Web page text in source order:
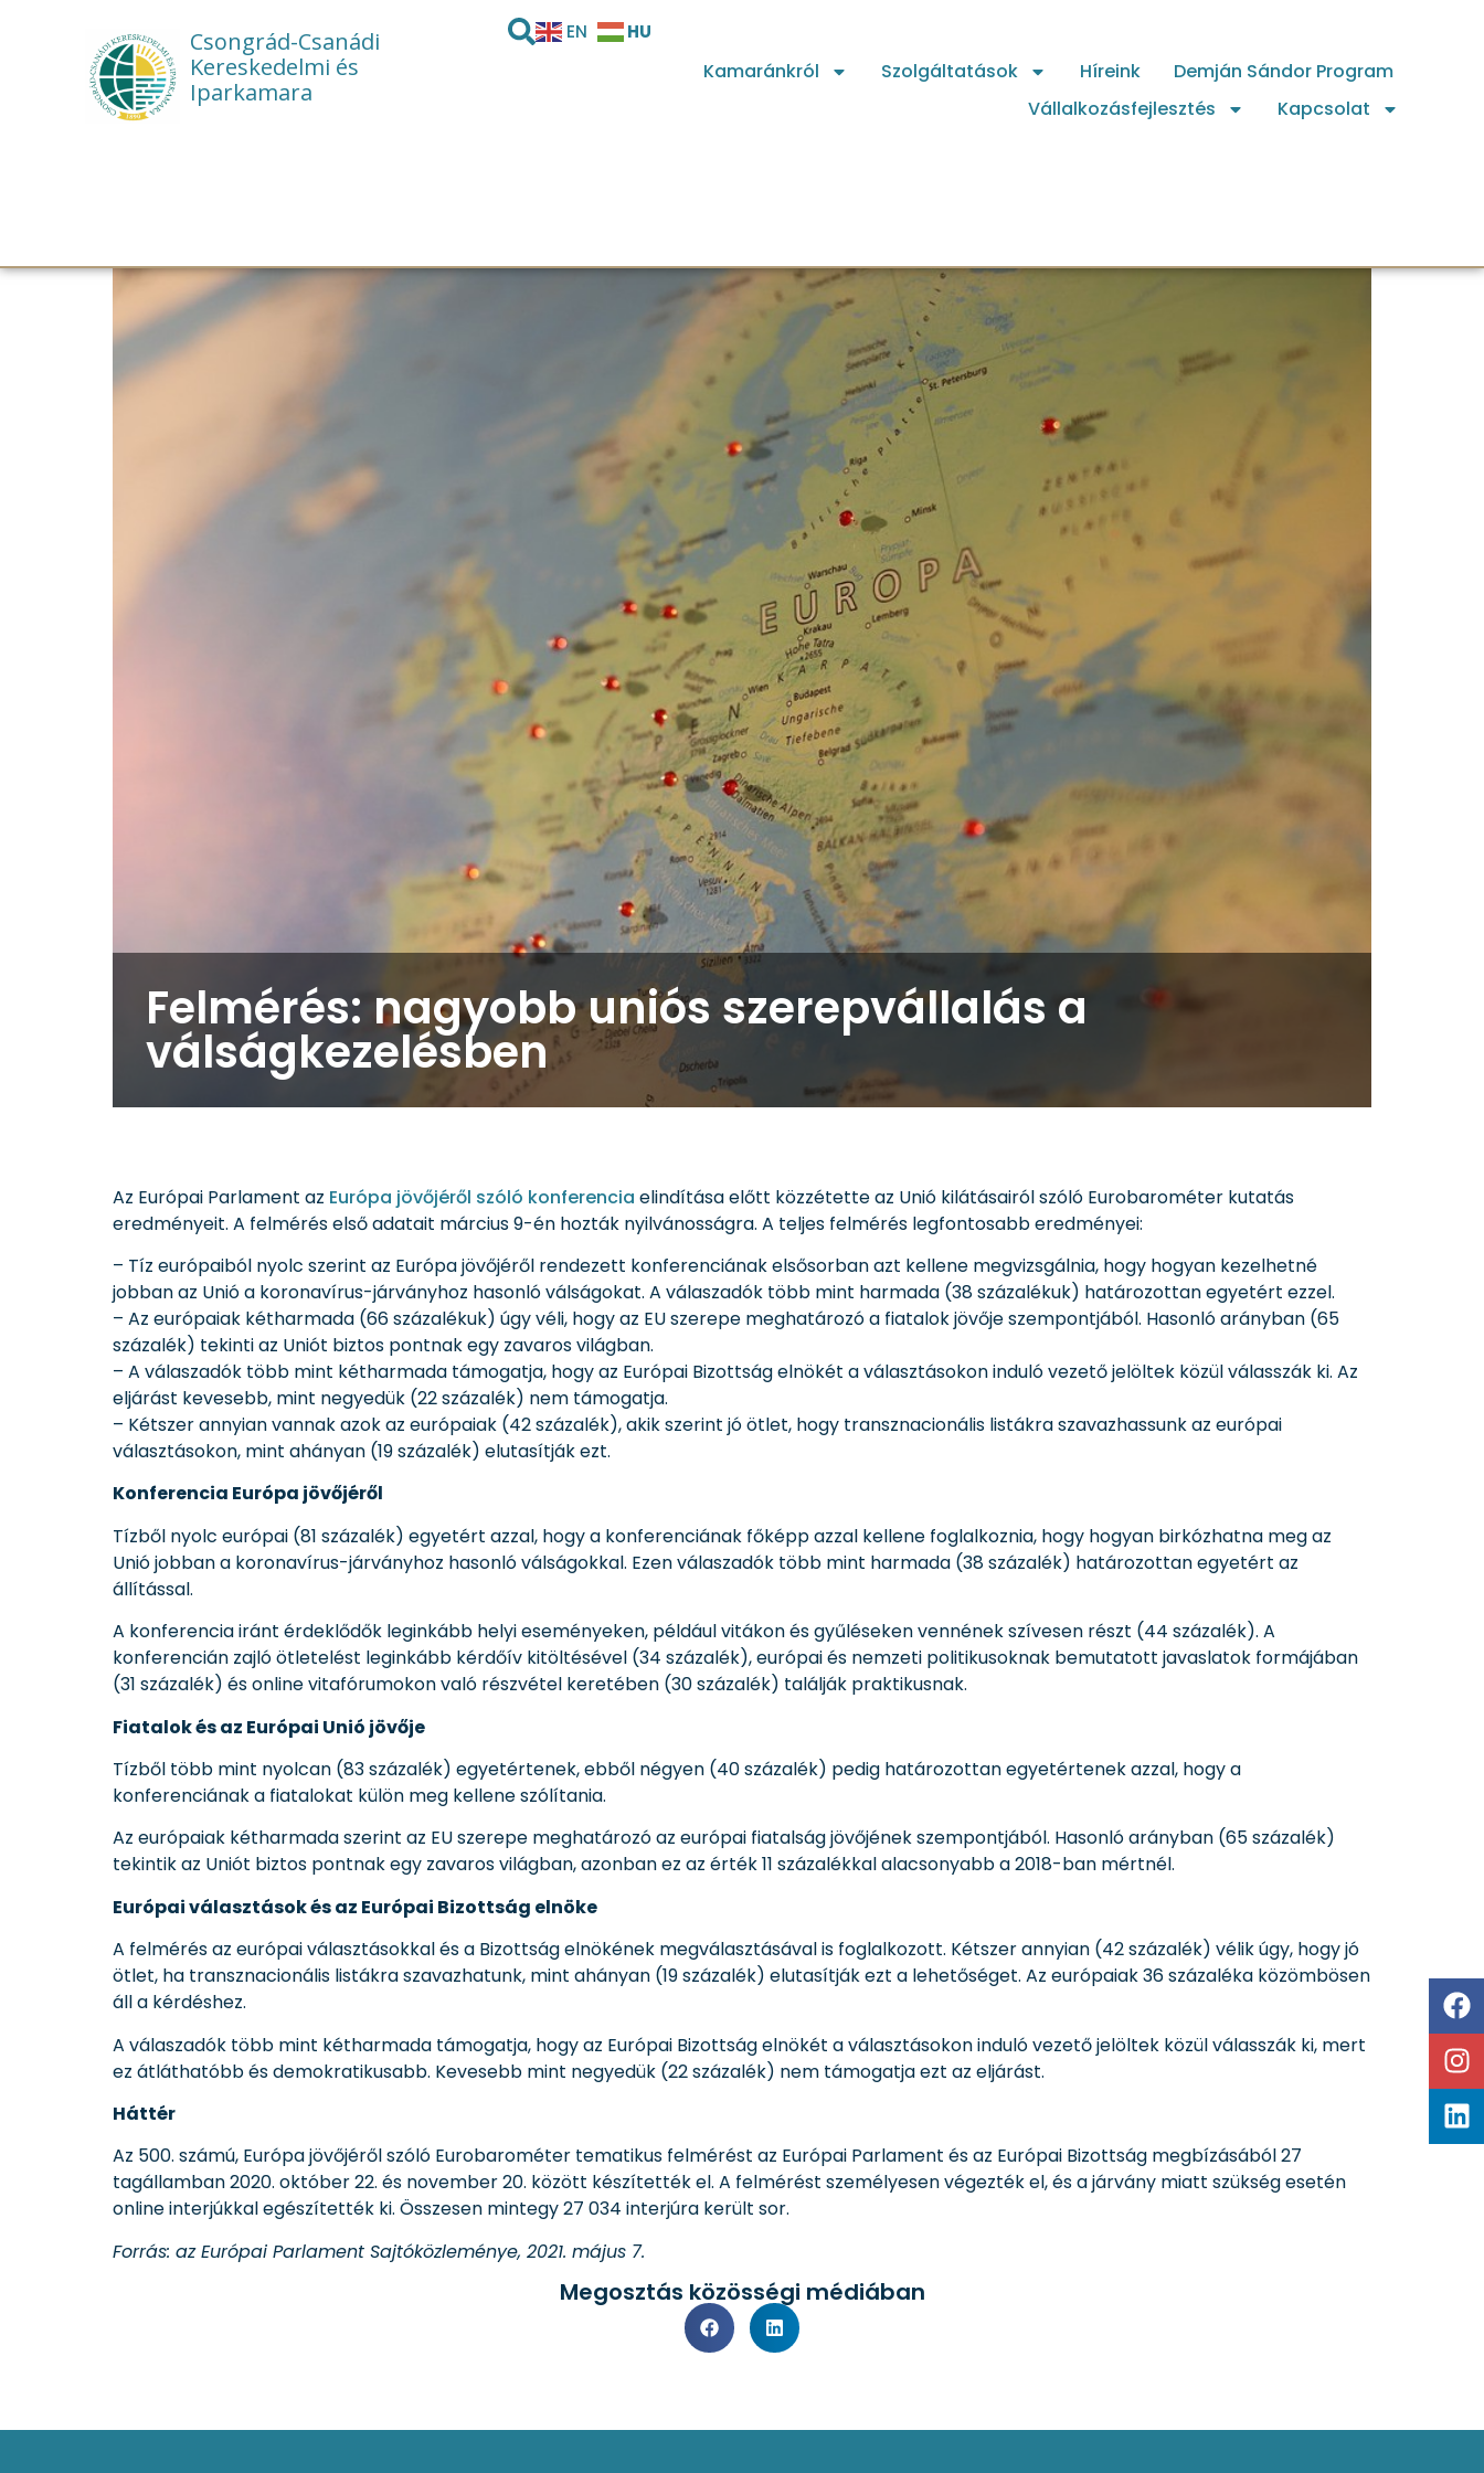
Csongrád-Csanádi
Kereskedelmi és
Iparkamara
EN HU
Kamaránkról Szolgáltatások Híreink
Demján Sándor Program
Vállalkozásfejlesztés
Kapcsolat
Felmérés: nagyobb uniós szerepvállalás a
válságkezelésben
Az Európai Parlament az Európa jövőjéről szóló konferencia elindítása előtt közzétette az Unió kilátásairól szóló Eurobarométer kutatás
eredményeit. A felmérés első adatait március 9-én hozták nyilvánosságra. A teljes felmérés legfontosabb eredményei:
– Tíz európaiból nyolc szerint az Európa jövőjéről rendezett konferenciának elsősorban azt kellene megvizsgálnia, hogy hogyan kezelhetné
jobban az Unió a koronavírus-járványhoz hasonló válságokat. A válaszadók több mint harmada (38 százalékuk) határozottan egyetért ezzel.
– Az európaiak kétharmada (66 százalékuk) úgy véli, hogy az EU szerepe meghatározó a fiatalok jövője szempontjából. Hasonló arányban (65
százalék) tekinti az Uniót biztos pontnak egy zavaros világban.
– A válaszadók több mint kétharmada támogatja, hogy az Európai Bizottság elnökét a választásokon induló vezető jelöltek közül válasszák ki. Az
eljárást kevesebb, mint negyedük (22 százalék) nem támogatja.
– Kétszer annyian vannak azok az európaiak (42 százalék), akik szerint jó ötlet, hogy transznacionális listákra szavazhassunk az európai
választásokon, mint ahányan (19 százalék) elutasítják ezt.
Konferencia Európa jövőjéről
Tízből nyolc európai (81 százalék) egyetért azzal, hogy a konferenciának főképp azzal kellene foglalkoznia, hogy hogyan birkózhatna meg az
Unió jobban a koronavírus-járványhoz hasonló válságokkal. Ezen válaszadók több mint harmada (38 százalék) határozottan egyetért az
állítással.
A konferencia iránt érdeklődők leginkább helyi eseményeken, például vitákon és gyűléseken vennének szívesen részt (44 százalék). A
konferencián zajló ötletelést leginkább kérdőív kitöltésével (34 százalék), európai és nemzeti politikusoknak bemutatott javaslatok formájában
(31 százalék) és online vitafórumokon való részvétel keretében (30 százalék) találják praktikusnak.
Fiatalok és az Európai Unió jövője
Tízből több mint nyolcan (83 százalék) egyetértenek, ebből négyen (40 százalék) pedig határozottan egyetértenek azzal, hogy a
konferenciának a fiatalokat külön meg kellene szólítania.
Az európaiak kétharmada szerint az EU szerepe meghatározó az európai fiatalság jövőjének szempontjából. Hasonló arányban (65 százalék)
tekintik az Uniót biztos pontnak egy zavaros világban, azonban ez az érték 11 százalékkal alacsonyabb a 2018-ban mértnél.
Európai választások és az Európai Bizottság elnöke
A felmérés az európai választásokkal és a Bizottság elnökének megválasztásával is foglalkozott. Kétszer annyian (42 százalék) vélik úgy, hogy jó
ötlet, ha transznacionális listákra szavazhatunk, mint ahányan (19 százalék) elutasítják ezt a lehetőséget. Az európaiak 36 százaléka közömbösen
áll a kérdéshez.
A válaszadók több mint kétharmada támogatja, hogy az Európai Bizottság elnökét a választásokon induló vezető jelöltek közül válasszák ki, mert
ez átláthatóbb és demokratikusabb. Kevesebb mint negyedük (22 százalék) nem támogatja ezt az eljárást.
Háttér
Az 500. számú, Európa jövőjéről szóló Eurobarométer tematikus felmérést az Európai Parlament és az Európai Bizottság megbízásából 27
tagállamban 2020. október 22. és november 20. között készítették el. A felmérést személyesen végezték el, és a járvány miatt szükség esetén
online interjúkkal egészítették ki. Összesen mintegy 27 034 interjúra került sor.
Forrás: az Európai Parlament Sajtóközleménye, 2021. május 7.
Megosztás közösségi médiában